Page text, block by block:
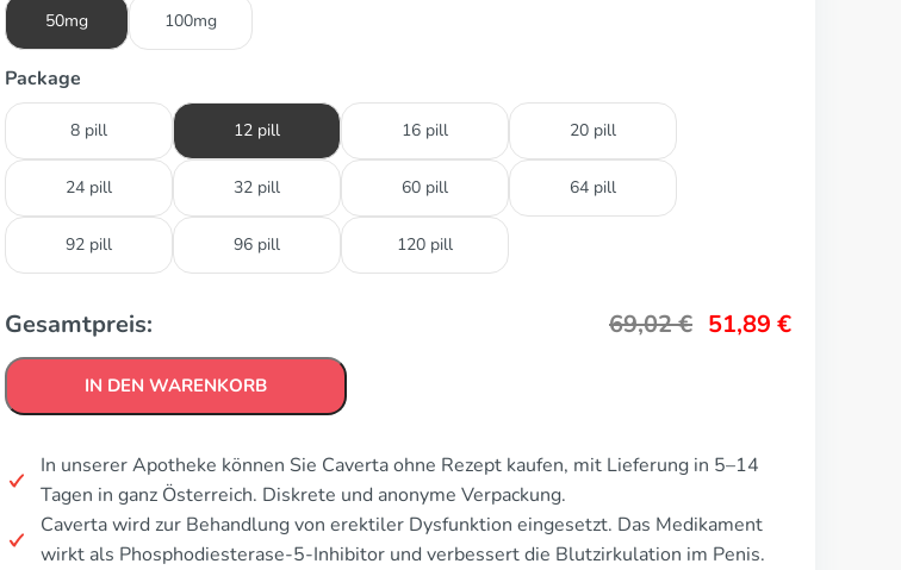
50mg 100mg
Package
8 pill 12 pill 16 pill 20 pill
24 pill 32 pill 60 pill 64 pill
92 pill 96 pill 120 pill
Gesamtpreis: 69,02€ 51,89 €
IN DEN WARENKORB
In unserer Apotheke können Sie Caverta ohne Rezept kaufen, mit Lieferung in 5–14
Tagen in ganz Österreich. Diskrete und anonyme Verpackung.
Caverta wird zur Behandlung von erektiler Dysfunktion eingesetzt. Das Medikament
wirkt als Phosphodiesterase-5-Inhibitor und verbessert die Blutzirkulation im Penis.